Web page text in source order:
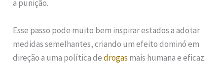
a punição.
Esse passo pode muito bem inspirar estados a adotar
medidas semelhantes, criando um efeito dominó em
direção a uma política dedrogas mais humana e eficaz.